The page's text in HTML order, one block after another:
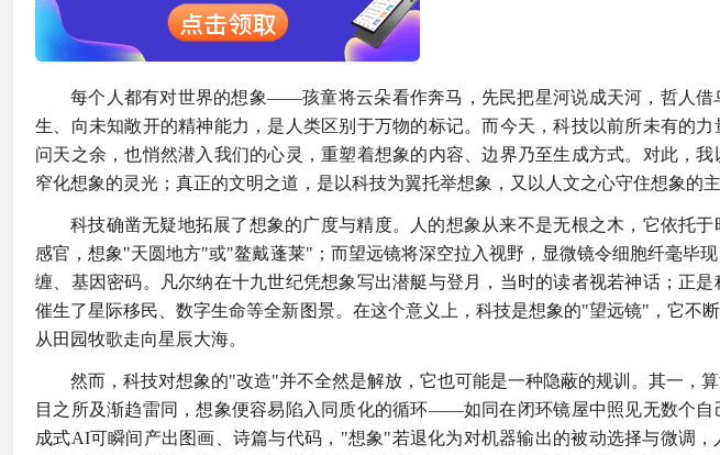
每个人都有对世界的想象——孩童将云朵看作奔马，先民把星河说成天河，哲人借
生、向未知敞开的精神能力，是人类区别于万物的标记。而今天，科技以前所未有的
问天之余，也悄然潜入我们的心灵，重塑着想象的内容、边界乃至生成方式。对此，
窄化想象的灵光；真正的文明之道，是以科技为翼托举想象，又以人文之心守住想象的主
科技确凿无疑地拓展了想象的广度与精度。人的想象从来不是无根之木，它依托
感官，想象"天圆地方"或"鳌戴蓬莱"；而望远镜将深空拉入视野，显微镜令细胞纤毫毕
缠、基因密码。凡尔纳在十九世纪凭想象写出潜艇与登月，当时的读者视若神话；正
催生了星际移民、数字生命等全新图景。在这个意义上，科技是想象的"望远镜"，它不
从田园牧歌走向星辰大海。
然而，科技对想象的"改造"并不全然是解放，它也可能是一种隐蔽的规训。其一，
目之所及渐趋雷同，想象便容易陷入同质化的循环——如同在闭环镜屋中照见无数个自
成式AI可瞬间产出图画、诗篇与代码，"想象"若退化为对机器输出的被动选择与微调